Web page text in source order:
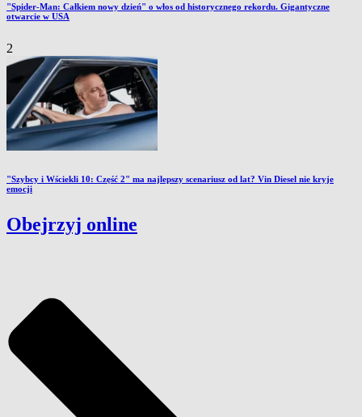
"Spider-Man: Całkiem nowy dzień" o włos od historycznego rekordu. Gigantyczne
otwarcie w USA
2
"Szybcy i Wściekli 10: Część 2" ma najlepszy scenariusz od lat? Vin Diesel nie kryje
emocji
Obejrzyj online